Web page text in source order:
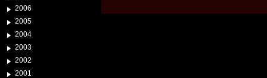
2006
2005
2004
2003
2002
2001